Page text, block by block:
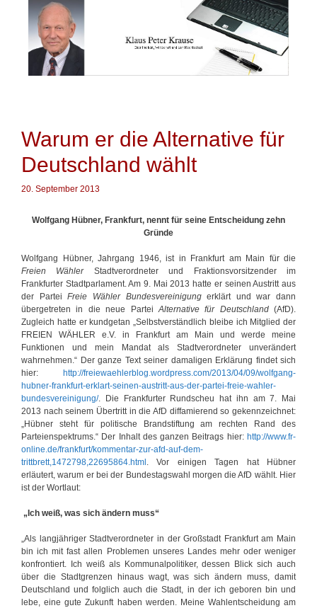
Warum er die Alternative für
Deutschland wählt
20. September 2013
Wolfgang Hübner, Frankfurt, nennt für seine Entscheidung zehn
Gründe
Wolfgang Hübner, Jahrgang 1946, ist in Frankfurt am Main für die
Freien WählerStadtverordneter und Fraktionsvorsitzender im
Frankfurter Stadtparlament. Am 9. Mai 2013 hatte er seinen Austritt aus
der ParteiFreie Wähler Bundesvereinigungerklärt und war dann
übergetreten in die neue ParteiAlternative für Deutschland(AfD).
Zugleich hatte er kundgetan „Selbstverständlich bleibe ich Mitglied der
FREIEN WÄHLER e.V. in Frankfurt am Main und werde meine
Funktionen und mein Mandat als Stadtverordneter unverändert
wahrnehmen.“ Der ganze Text seiner damaligen Erklärung findet sich
hier:
http://freiewaehlerblog.wordpress.com/2013/04/09/wolfgang-
hubner-frankfurt-erklart-seinen-austritt-aus-der-partei-freie-wahler-
bundesvereinigung/. Die Frankfurter Rundscheu hat ihn am 7. Mai
2013 nach seinem Übertritt in die AfD diffamierend so gekennzeichnet:
„Hübner steht für politische Brandstiftung am rechten Rand des
Parteienspektrums.“ Der Inhalt des ganzen Beitrags hier: http://www.fr-
online.de/frankfurt/kommentar-zur-afd-auf-dem-
trittbrett,1472798,22695864.html . Vor einigen Tagen hat Hübner
erläutert, warum er bei der Bundestagswahl morgen die AfD wählt. Hier
ist der Wortlaut:
„Ich weiß, was sich ändern muss“
„Als langjähriger Stadtverordneter in der Großstadt Frankfurt am Main
bin ich mit fast allen Problemen unseres Landes mehr oder weniger
konfrontiert. Ich weiß als Kommunalpolitiker, dessen Blick sich auch
über die Stadtgrenzen hinaus wagt, was sich ändern muss, damit
Deutschland und folglich auch die Stadt, in der ich geboren bin und
lebe, eine gute Zukunft haben werden. Meine Wahlentscheidung am